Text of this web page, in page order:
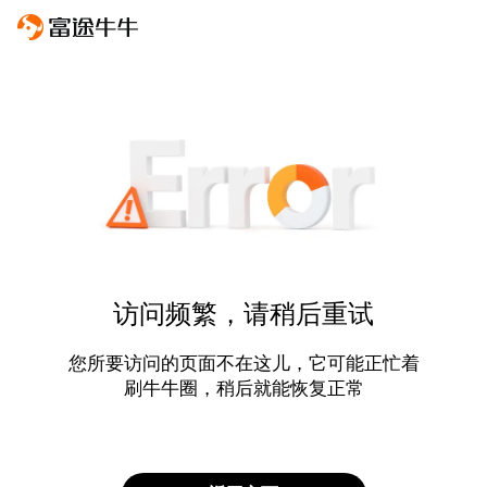
访问频繁，请稍后重试
您所要访问的页面不在这儿，它可能正忙着
刷牛牛圈，稍后就能恢复正常